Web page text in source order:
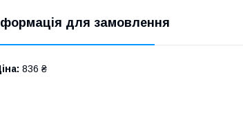
для замовлення
836 ₴